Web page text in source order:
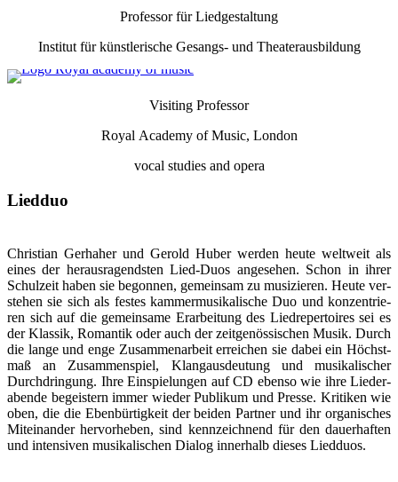
Professor für Liedgestaltung
Institut für künstlerische Gesangs- und Theaterausbildung
Visiting Professor
Royal Academy of Music, London
vocal studies and opera
Liedduo
Christian Gerhaher und Gerold Huber werden heute weltweit als
eines der her­aus­ragendsten Lied-Duos angesehen. Schon in ihrer
Schul­zeit haben sie be­gon­nen, ge­mein­sam zu mu­si­zie­ren. Heute ver­
stehen sie sich als festes kammer­mu­si­ka­lische Duo und kon­zen­trie­
ren sich auf die ge­mein­same Er­arbei­tung des Lied­re­per­toires sei es
der Klassik, Romantik oder auch der zeit­genös­si­schen Musik. Durch
die lange und enge Zu­sam­men­arbeit er­rei­chen sie dabei ein Höchst­
maß an Zu­sam­men­spiel, Klang­aus­deu­tung und mu­si­ka­li­scher
Durch­dringung. Ihre Ein­spielun­gen auf CD ebenso wie ihre Lieder­
abende begeistern immer wieder Pu­bli­kum und Presse. Kritiken wie
oben, die die Eben­bürtigkeit der beiden Partner und ihr or­ga­nisches
Mit­ein­an­der her­vor­he­ben, sind kenn­zeich­nend für den dauer­haften
und intensiven mu­si­ka­li­schen Dia­log inner­halb dieses Lied­duos.